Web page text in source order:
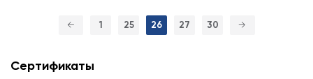
← 1 25 26 27 30 →
Сертификаты